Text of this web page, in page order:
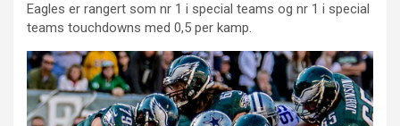
Eagles er rangert som nr 1 i special teams og nr 1 i special
teams touchdowns med 0,5 per kamp.